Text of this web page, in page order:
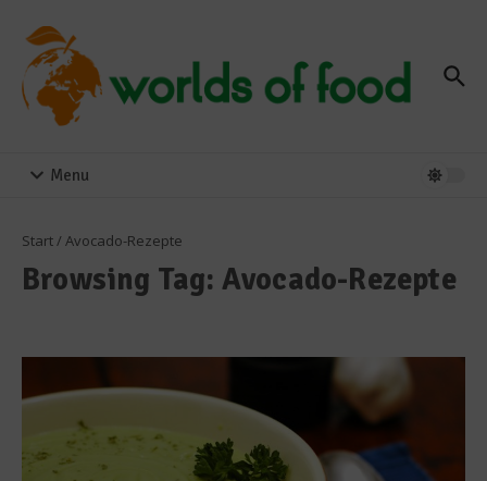
Menu
Start/ Avocado-Rezepte
Browsing Tag: Avocado-Rezepte